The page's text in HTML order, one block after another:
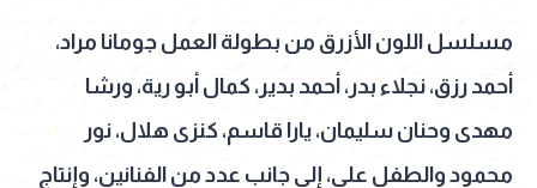
مسلسل اللون الأزرق من بطولة العمل جومانا مراد،
أحمد رزق، نجلاء بدر، أحمد بدير، كمال أبو رية، ورشا
مهدى وحنان سليمان، يارا قاسم، كنزى هلال، نور
محمود والطفل على، إلى جانب عدد من الفنانين، وإنتاج